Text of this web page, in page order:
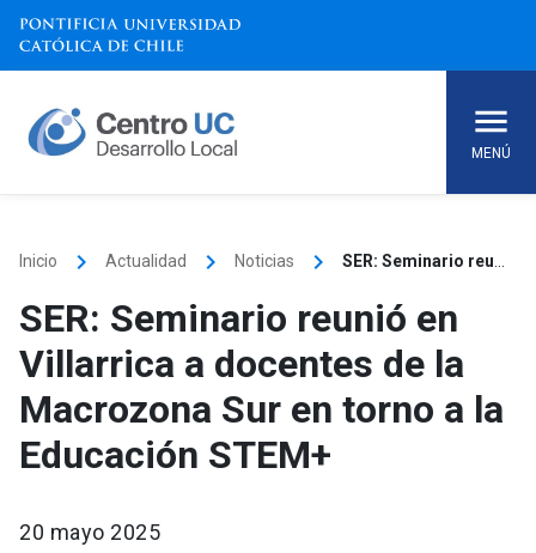
Skip
content
MENÚ
Inicio keyboard_arrow_right Actualidad keyboard_arrow_right Noticias keyboard_arrow_right
SER: Seminario reunió en
Villarrica a docentes de la
Macrozona Sur en torno a la
Educación STEM+
20 mayo 2025